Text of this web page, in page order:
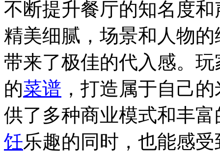
不断提升餐厅的知名度
精美细腻，场景和人物
带来了极佳的代入感。
的菜谱 ，打造属于自己
供了多种商业模式和丰富
饪乐趣的同时，也能感